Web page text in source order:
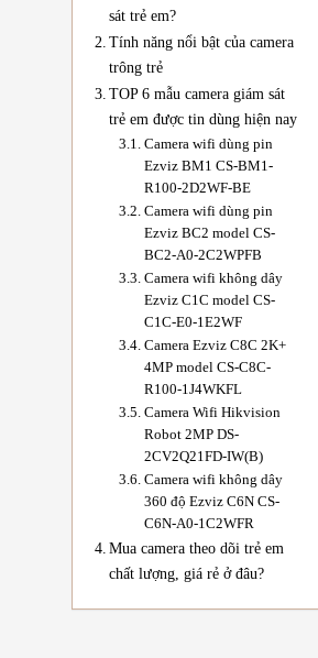
sát trẻ em?
Tính năng nổi bật của camera
trông trẻ
TOP 6 mẫu camera giám sát
trẻ em được tin dùng hiện nay
Camera wifi dùng pin
Ezviz BM1 CS-BM1-
R100-2D2WF-BE
Camera wifi dùng pin
Ezviz BC2 model CS-
BC2-A0-2C2WPFB
Camera wifi không dây
Ezviz C1C model CS-
C1C-E0-1E2WF
Camera Ezviz C8C 2K+
4MP model CS-C8C-
R100-1J4WKFL
Camera Wifi Hikvision
Robot 2MP DS-
2CV2Q21FD-IW(B)
Camera wifi không dây
360 độ Ezviz C6N CS-
C6N-A0-1C2WFR
Mua camera theo dõi trẻ em
chất lượng, giá rẻ ở đâu?